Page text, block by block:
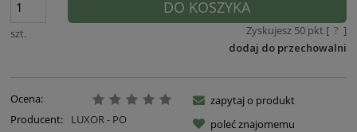
szt.
DO KOSZYKA
Zyskujesz 50pkt [ ? ]
dodaj do przechowalni
Ocena:
Producent:
LUXOR - PO
zapytaj o produkt
poleć znajomemu